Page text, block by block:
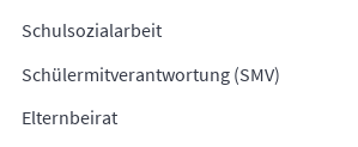
Schulsozialarbeit
Schülermitverantwortung (SMV)
Elternbeirat